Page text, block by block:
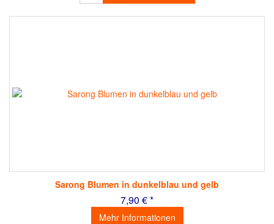
Sarong Blumen in dunkelblau und gelb
7,90 € *
Mehr Informationen